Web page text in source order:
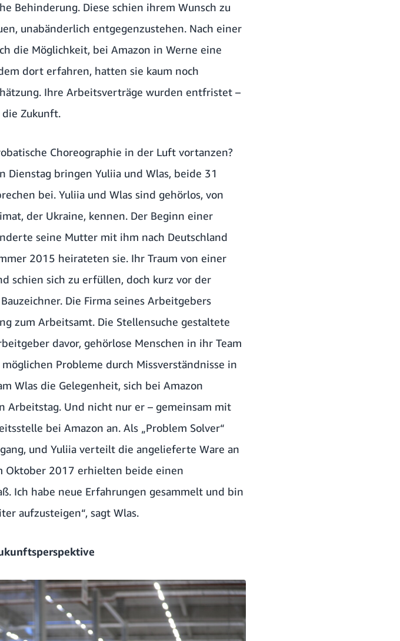
Behinderung. Diese schien ihrem Wunsch zu
unabänderlich entgegenzustehen. Nach einer
die Möglichkeit, bei Amazon in Werne eine
dort erfahren, hatten sie kaum noch
Ihre Arbeitsverträge wurden entfristet –
Zukunft.
Choreographie in der Luft vortanzen?
Dienstag bringen Yuliia und Wlas, beide 31
bei. Yuliia und Wlas sind gehörlos, von
der Ukraine, kennen. Der Beginn einer
seine Mutter mit ihm nach Deutschland
2015 heirateten sie. Ihr Traum von einer
schien sich zu erfüllen, doch kurz vor der
Die Firma seines Arbeitgebers
zum Arbeitsamt. Die Stellensuche gestaltete
davor, gehörlose Menschen in ihr Team
Probleme durch Missverständnisse in
Wlas die Gelegenheit, sich bei Amazon
Arbeitstag. Und nicht nur er – gemeinsam mit
bei Amazon an. Als „Problem Solver“
und Yuliia verteilt die angelieferte Ware an
Oktober 2017 erhielten beide einen
Ich habe neue Erfahrungen gesammelt und bin
aufzusteigen“, sagt Wlas.